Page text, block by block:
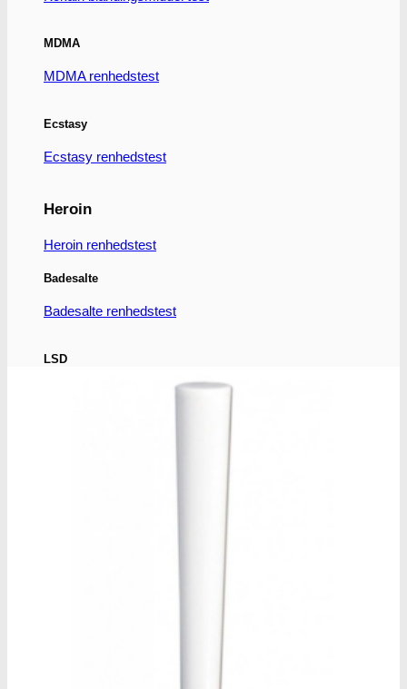
MDMA
MDMA renhedstest
Ecstasy
Ecstasy renhedstest
Heroin
Heroin renhedstest
Badesalte
Badesalte renhedstest
LSD
Mulighederne
vælges